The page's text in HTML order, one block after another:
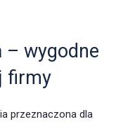
– wygodne
firmy
przeznaczona dla